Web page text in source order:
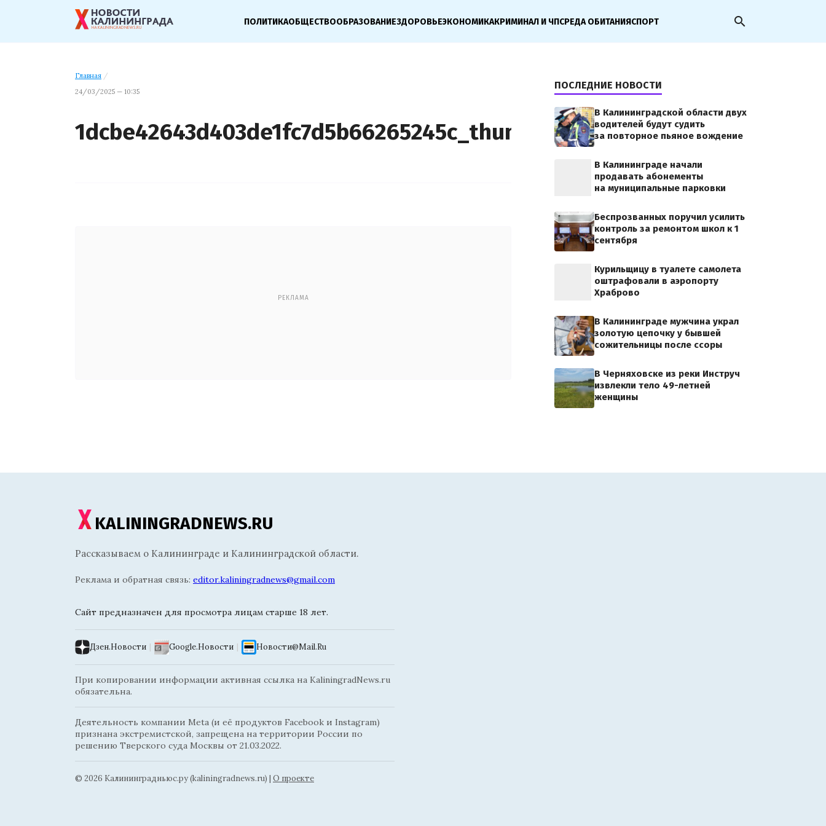
ПОЛИТИКАОБЩЕСТВООБРАЗОВАНИЕЗДОРОВЬЕЭКОНОМИКАКРИМИНАЛ И ЧПСРЕДА ОБИТАНИЯСПОРТ search
Главная /
24/03/2025 — 10:35
1dcbe42643d403de1fc7d5b66265245c_thumb.jpg
РЕКЛАМА
ПОСЛЕДНИЕ НОВОСТИ
В Калининградской области двух
водителей будут судить
за повторное пьяное вождение
В Калининграде начали
продавать абонементы
на муниципальные парковки
Беспрозванных поручил усилить
контроль за ремонтом школ к 1
сентября
Курильщицу в туалете самолета
оштрафовали в аэропорту
Храброво
В Калининграде мужчина украл
золотую цепочку у бывшей
сожительницы после ссоры
В Черняховске из реки Инструч
извлекли тело 49-летней
женщины
KALININGRADNEWS.RU
Рассказываем о Калининграде и Калининградской области.
Реклама и обратная связь: editor.kaliningradnews@gmail.com
Сайт предназначен для просмотра лицам старше 18 лет.
Дзен.Новости | Google.Новости | Новости@Mail.Ru
При копировании информации активная ссылка на KaliningradNews.ru
обязательна.
Деятельность компании Meta (и её продуктов Facebook и Instagram)
признана экстремистской, запрещена на территории России по
решению Тверского суда Москвы от 21.03.2022.
© 2026 Калининградньюc.ру (kaliningradnews.ru) | О проекте